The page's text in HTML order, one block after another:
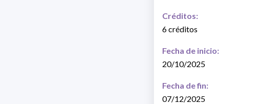
Créditos:
6 créditos
Fecha de inicio:
20/10/2025
Fecha de fin:
07/12/2025